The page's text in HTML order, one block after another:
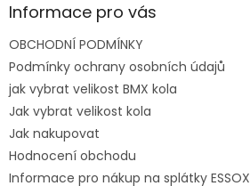
Informace pro vás
OBCHODNÍ PODMÍNKY
Podmínky ochrany osobních údajů
jak vybrat velikost BMX kola
Jak vybrat velikost kola
Jak nakupovat
Hodnocení obchodu
Informace pro nákup na splátky ESSOX